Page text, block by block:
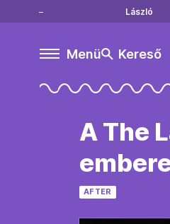
László
Menü Kereső
A The
AFTER